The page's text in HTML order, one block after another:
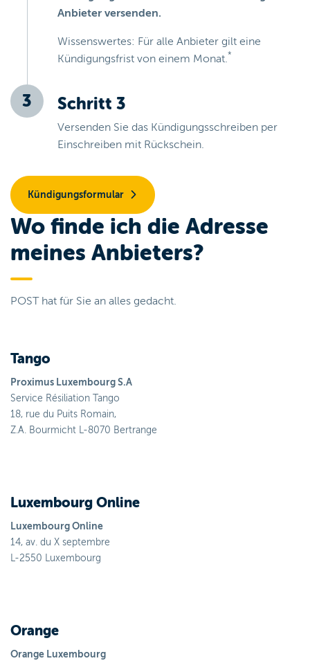
Anbieter versenden.
Wissenswertes: Für alle Anbieter gilt eine
Kündigungsfrist von einem Monat. *
Schritt 3
Versenden Sie das Kündigungsschreiben per
Einschreiben mit Rückschein.
Kündigungsformular
Wo finde ich die Adresse
meines Anbieters?
POST hat für Sie an alles gedacht.
Tango
Proximus Luxembourg S.A
Service Résiliation Tango
18, rue du Puits Romain,
Z.A. Bourmicht L-8070 Bertrange
Luxembourg Online
Luxembourg Online
14, av. du X septembre
L-2550 Luxembourg
Orange
Orange Luxembourg